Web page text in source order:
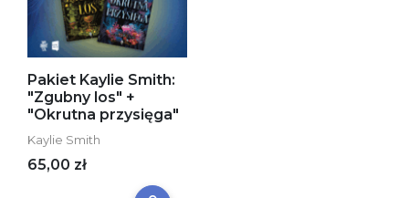
Pakiet Kaylie Smith:
"Zgubny los" +
"Okrutna przysięga"
Kaylie Smith
65,00 zł